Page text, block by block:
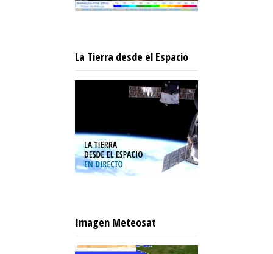
La Tierra desde el Espacio
Imagen Meteosat